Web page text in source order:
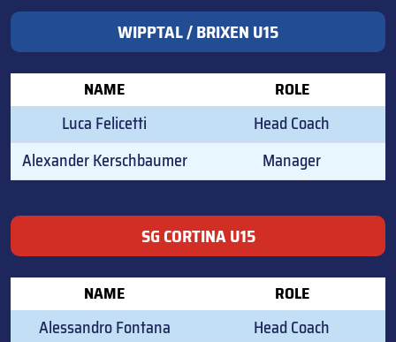
WIPPTAL / BRIXEN U15
NAME ROLE
Luca Felicetti
Head Coach
Alexander Kerschbaumer
Manager
SG CORTINA U15
NAME ROLE
Alessandro Fontana Head Coach